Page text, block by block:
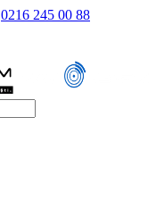
0216 245 00 88